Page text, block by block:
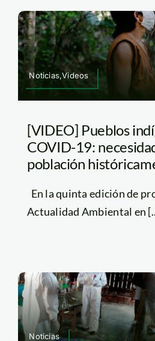
Noticias,Videos
[VIDEO] Pueblos
COVID-19:
población
En la quinta edición de
Actualidad Ambiental en
Noticias